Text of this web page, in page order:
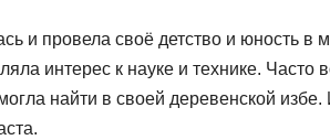
и провела своё детство и юность в
интерес к науке и технике. Часто
найти в своей деревенской